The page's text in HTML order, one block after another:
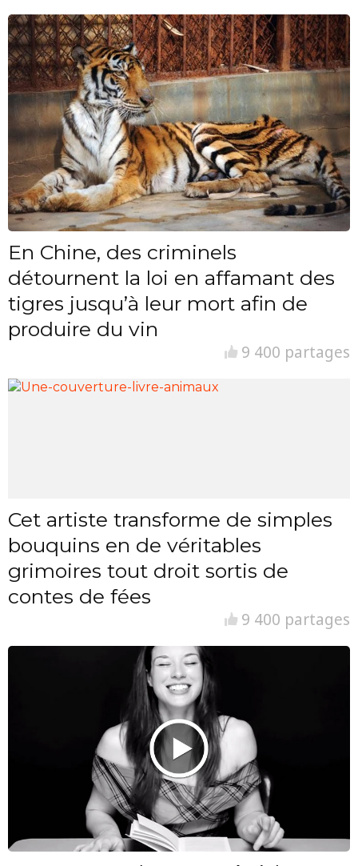
En Chine, des criminels
détournent la loi en affamant des
tigres jusqu’à leur mort afin de
produire du vin
9 400 partages
Cet artiste transforme de simples
bouquins en de véritables
grimoires tout droit sortis de
contes de fées
9 400 partages